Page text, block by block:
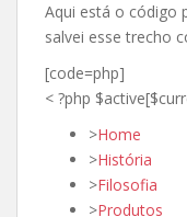
Aqui está o código
salvei esse trecho
[code=php]
< ?php
>Home
>História
>Filosofia
>Produtos